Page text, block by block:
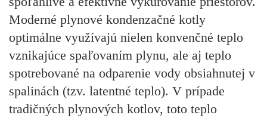
Moderné plynové kondenzačné kotly
optimálne využívajú nielen konvenčné teplo
vznikajúce spaľovaním plynu, ale aj teplo
spotrebované na odparenie vody obsiahnutej v
spalinách (tzv. latentné teplo). V prípade
tradičných plynových kotlov, toto teplo